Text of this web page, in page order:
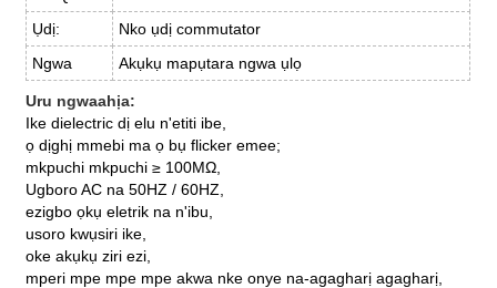
Ụdị:
Nko ụdị commutator
Ngwa
Akụkụ mapụtara ngwa ụlọ
Uru ngwaahịa:
Ike dielectric dị elu n'etiti ibe,
ọ dịghị mmebi ma ọ bụ flicker emee;
mkpuchi mkpuchi ≥ 100MΩ,
Ugboro AC na 50HZ / 60HZ,
ezigbo ọkụ eletrik na n'ibu,
usoro kwụsiri ike,
oke akụkụ ziri ezi,
mperi mpe mpe mpe akwa nke onye na-agagharị agagharị,